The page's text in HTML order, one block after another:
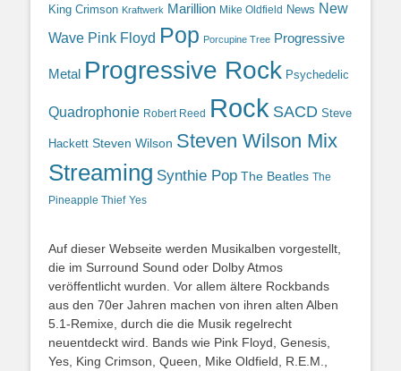
King Crimson Kraftwerk Marillion Mike Oldfield News New
Wave Pink Floyd Pop Porcupine Tree Progressive
Metal Progressive Rock Psychedelic
Quadrophonie Robert Reed Rock SACD Steve
Hackett Steven Wilson Steven Wilson Mix
Streaming Synthie Pop The Beatles The
Pineapple Thief Yes
Auf dieser Webseite werden Musikalben vorgestellt,
die im Surround Sound oder Dolby Atmos
veröffentlicht wurden. Vor allem ältere Rockbands
aus den 70er Jahren machen von ihren alten Alben
5.1-Remixe, durch die die Musik regelrecht
neuentdeckt wird. Bands wie Pink Floyd, Genesis,
Yes, King Crimson, Queen, Mike Oldfield, R.E.M.,